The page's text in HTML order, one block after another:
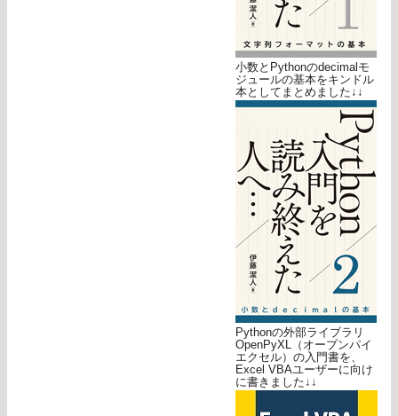
小数とPythonのdecimalモ
ジュールの基本をキンドル
本としてまとめました↓↓
Pythonの外部ライブラリ
OpenPyXL（オープンパイ
エクセル）の入門書を、
Excel VBAユーザーに向け
に書きました↓↓